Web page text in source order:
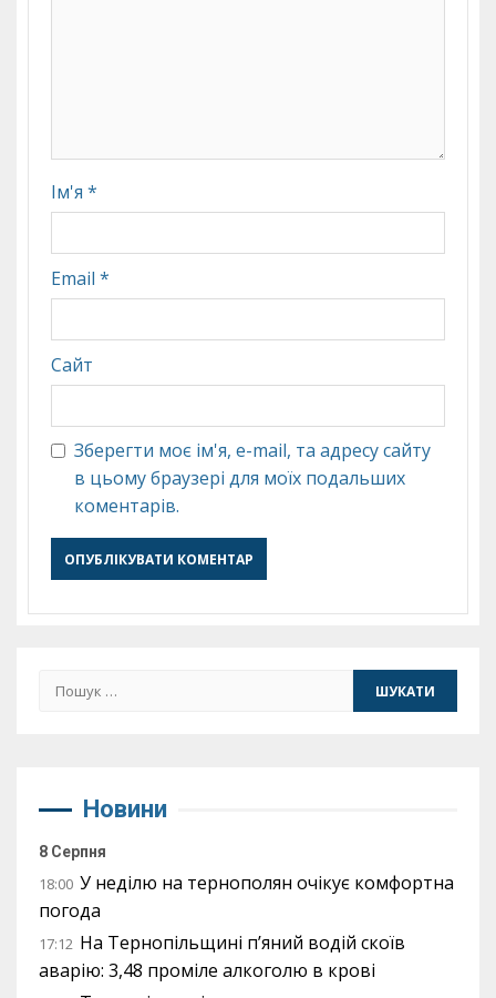
Ім'я *
Email *
Сайт
Зберегти моє ім'я, e-mail, та адресу сайту
в цьому браузері для моїх подальших
коментарів.
Пошук:
Новини
8 Серпня
18:00 У неділю на тернополян очікує комфортна
погода
17:12 На Тернопільщині п’яний водій скоїв
аварію: 3,48 проміле алкоголю в крові